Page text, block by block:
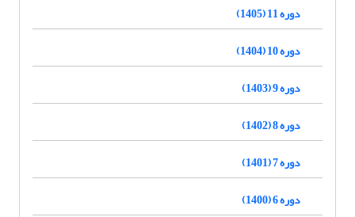
دوره 11 (1405)
دوره 10 (1404)
دوره 9 (1403)
دوره 8 (1402)
دوره 7 (1401)
دوره 6 (1400)